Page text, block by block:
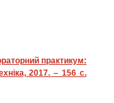
практикум:
2017. – 156 с.